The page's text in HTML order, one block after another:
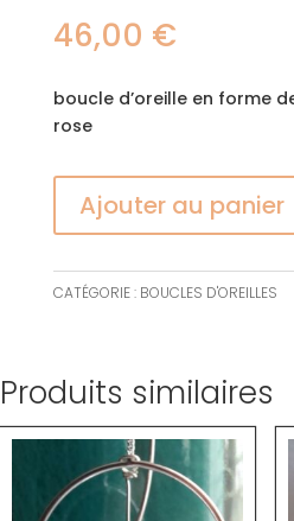
46,00 €
boucle d’oreille en forme
rose
Ajouter au panier
CATÉGORIE : BOUCLES D'OREILLES
Produits similaires